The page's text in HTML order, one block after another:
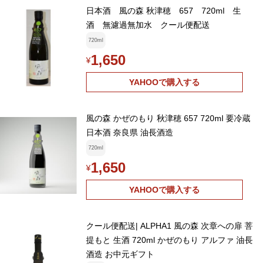
日本酒 風の森 秋津穂 657 720ml 生
酒 無濾過無加水 クール便配送
720ml
¥1,650
YAHOOで購入する
風の森 かぜのもり 秋津穂 657 720ml 要冷蔵
日本酒 奈良県 油長酒造
720ml
¥1,650
YAHOOで購入する
クール便配送| ALPHA1 風の森 次章への扉 菩
提もと 生酒 720ml かぜのもり アルファ 油長
酒造 お中元ギフト